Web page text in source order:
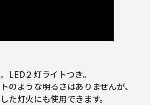
LED２灯ライトつき。
のような明るさはありませんが、
た灯火にも使用できます。